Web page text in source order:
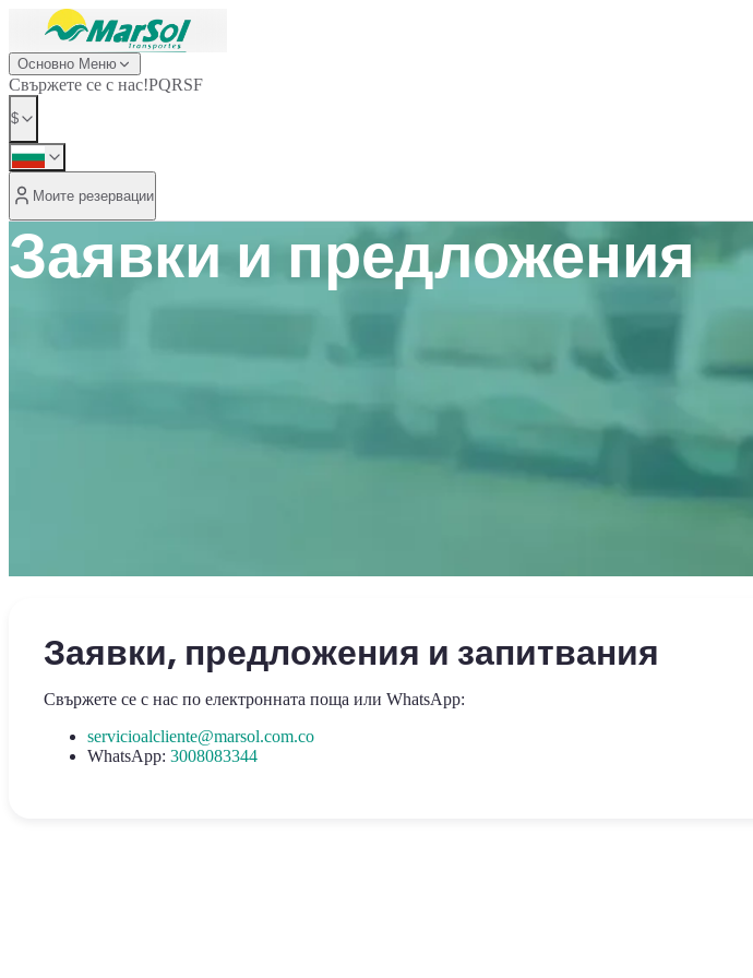
Основно Меню
Свържете се с нас!PQRSF
$
Моите резервации
Заявки и предложения
Заявки, предложения и запитвания
Свържете се с нас по електронната поща или WhatsApp:
servicioalcliente@marsol.com.co
WhatsApp: 3008083344